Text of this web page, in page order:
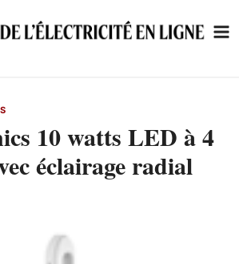
10 watts LED à 4
éclairage radial